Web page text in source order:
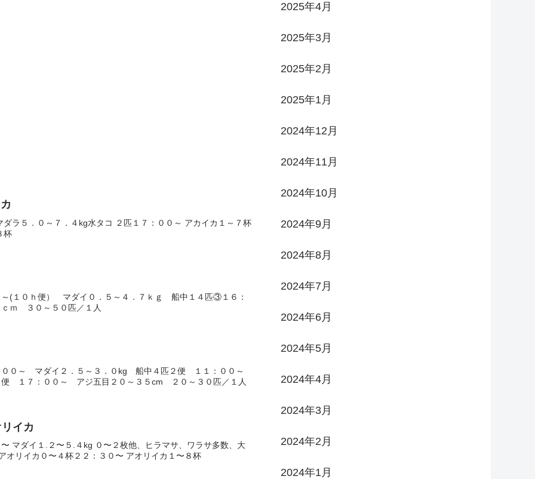
ダラ５．０～７．４kg水タコ ２匹１７：００～ アカイカ１～７杯
杯
(１０ｈ便） マダイ０．５～４．７ｋｇ 船中１４匹③１６：
ｍ ３０～５０匹／１人
００～ マダイ２．５～３．０kg 船中４匹２便 １１：００～
便 １７：００～ アジ五目２０～３５cm ２０～３０匹／１人
イカ
マダイ１.２〜５.４kg ０〜２枚他、ヒラマサ、ワラサ多数、大
オリイカ０〜４杯２２：３０〜 アオリイカ１〜８杯
2025年4月
2025年3月
2025年2月
2025年1月
2024年12月
2024年11月
2024年10月
2024年9月
2024年8月
2024年7月
2024年6月
2024年5月
2024年4月
2024年3月
2024年2月
2024年1月